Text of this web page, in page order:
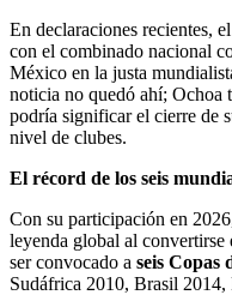
En declaraciones recientes,
con el combinado nacional
México en la justa
noticia no quedó ahí; Ochoa
podría significar el cierre de
nivel de clubes.
El récord de los seis
Con su participación en
leyenda global al
ser convocado a seis Copas
Sudáfrica 2010, Brasil